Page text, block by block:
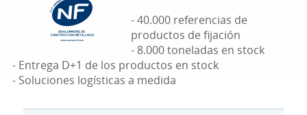
- 40.000 referencias de
productos de fijación
- 8.000 toneladas en stock
- Entrega D+1 de los productos en stock
- Soluciones logísticas a medida